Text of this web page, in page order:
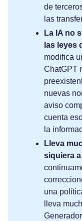
de
las
La IA no
las leyes
modifica
ChatGPT
nuevas
aviso
cuenta
la
Lleva
siquiera
una
lleva